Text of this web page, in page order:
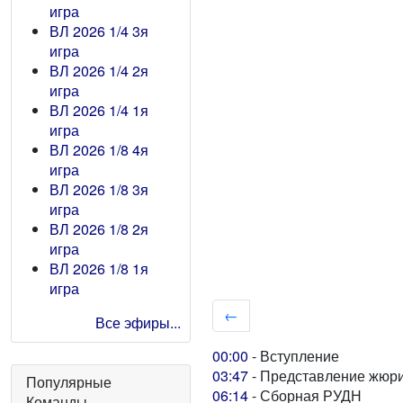
игра
ВЛ 2026 1/4 3я
игра
ВЛ 2026 1/4 2я
игра
ВЛ 2026 1/4 1я
игра
ВЛ 2026 1/8 4я
игра
ВЛ 2026 1/8 3я
игра
ВЛ 2026 1/8 2я
игра
ВЛ 2026 1/8 1я
игра
Все эфиры...
Популярные
←
00:00 - Вступление
03:47- Представление
06:14- Сборная РУДН